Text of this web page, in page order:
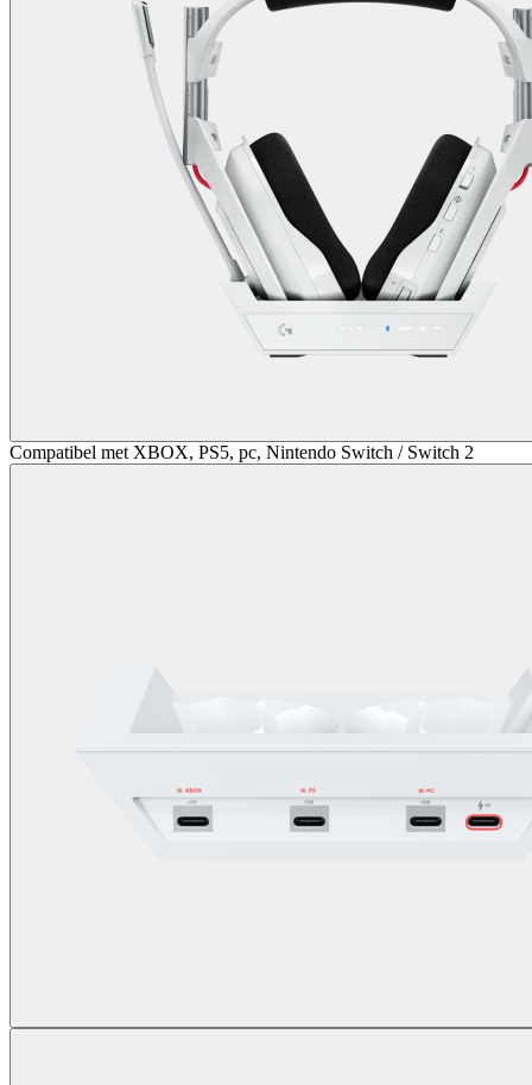
Compatibel met XBOX, PS5, pc, Nintendo Switch / Switch 2